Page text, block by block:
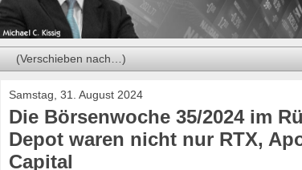
Samstag, 31. August 2024
Die Börsenwoche 35/2024 im
Depot waren nicht nur RTX,
Capital